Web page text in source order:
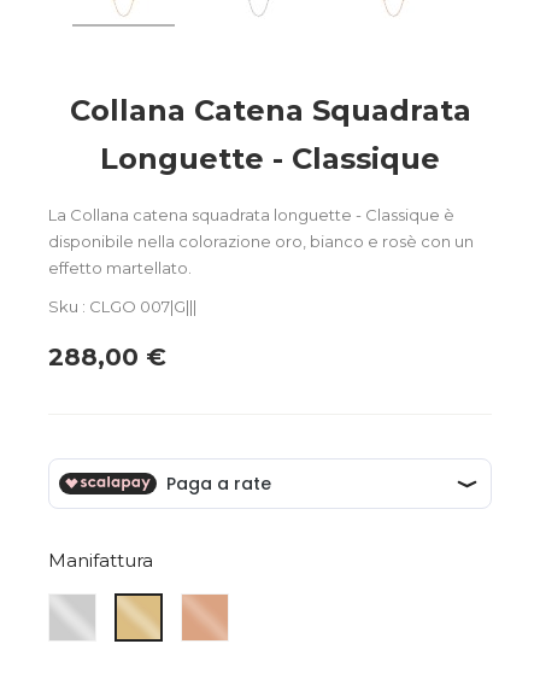
Collana Catena Squadrata
Longuette - Classique
La Collana catena squadrata longuette - Classique è
disponibile nella colorazione oro, bianco e rosè con un
effetto martellato.
Sku : CLGO 007|G|||
288,00 €
Manifattura
ARGENTO
BIANCO
ARGENTO
GIALLOROSA